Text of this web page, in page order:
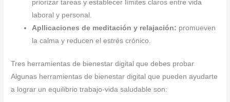
priorizar tareas y establecer límites claros entre vida
laboral y personal.
Apllicaciones de meditación y relajación: promueven
la calma y reducen el estrés crónico.
Tres herramientas de bienestar digital que debes probar
Algunas herramientas de bienestar digital que pueden ayudarte
a lograr un equilibrio trabajo-vida saludable son: